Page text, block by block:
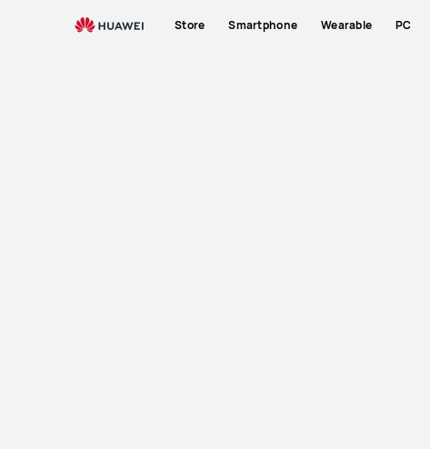
Store Smartphone Wearable PC